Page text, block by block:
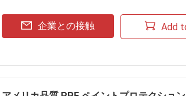
企業との接触 Add